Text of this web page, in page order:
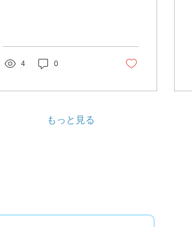
をかく人だけでなく、屋
内で何もしていなくても
気づかないところで汗を
4 0
もっと見る